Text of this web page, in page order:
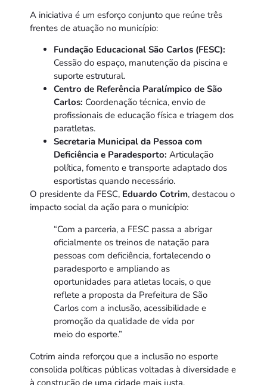
A iniciativa é um esforço conjunto que reúne três
frentes de atuação no município:
Fundação Educacional São Carlos (FESC):
Cessão do espaço, manutenção da piscina e
suporte estrutural.
Centro de Referência Paralímpico de São
Carlos: Coordenação técnica, envio de
profissionais de educação física e triagem dos
paratletas.
Secretaria Municipal da Pessoa com
Deficiência e Paradesporto: Articulação
política, fomento e transporte adaptado dos
esportistas quando necessário.
O presidente da FESC, Eduardo Cotrim, destacou o
impacto social da ação para o município:
“Com a parceria, a FESC passa a abrigar
oficialmente os treinos de natação para
pessoas com deficiência, fortalecendo o
paradesporto e ampliando as
oportunidades para atletas locais, o que
reflete a proposta da Prefeitura de São
Carlos com a inclusão, acessibilidade e
promoção da qualidade de vida por
meio do esporte.”
Cotrim ainda reforçou que a inclusão no esporte
consolida políticas públicas voltadas à diversidade e
à construção de uma cidade mais justa.